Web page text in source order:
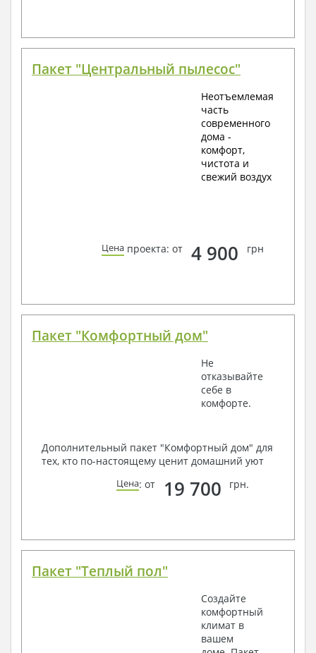
Пакет "Центральный пылесос"
Неотъемлемая
часть
современного
дома -
комфорт,
чистота и
свежий воздух
Цена проекта: от 4 900 грн
Пакет "Комфортный дом"
Не
отказывайте
себе в
комфорте.
Дополнительный пакет "Комфортный дом" для
тех, кто по-настоящему ценит домашний уют
Цена: от 19 700 грн.
Пакет "Теплый пол"
Создайте
комфортный
климат в
вашем